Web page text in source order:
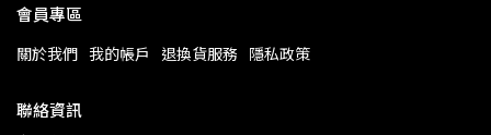
會員專區
關於我們 我的帳戶 退換貨服務 隱私政策
聯絡資訊